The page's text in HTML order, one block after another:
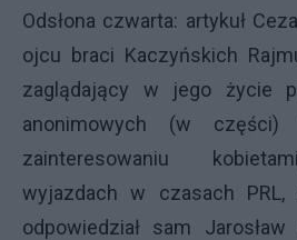
Odsłona czwarta: artykuł
ojcu braci Kaczyńskich
zaglądający w jego życie
anonimowych (w
zainteresowaniu
wyjazdach w czasach
odpowiedział sam